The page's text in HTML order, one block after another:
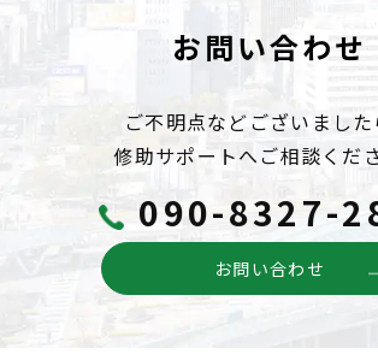
お問い合わせ
ご不明点などございました
修助サポートへご相談くだ
090-8327-
お問い合わせ